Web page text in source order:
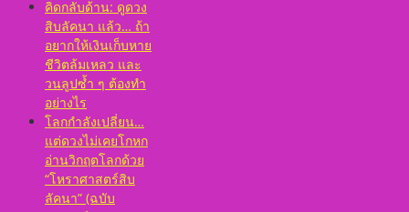
คิดกลับด้าน: ดูดวง
สิบลัคนา แล้ว… ถ้า
อยากให้เงินเก็บหาย
ชีวิตล้มเหลว และ
วนลูปซ้ำ ๆ ต้องทำ
อย่างไร
โลกกำลังเปลี่ยน…
แต่ดวงไม่เคยโกหก
อ่านวิกฤตโลกด้วย
“โหราศาสตร์สิบ
ลัคนา” (ฉบับ